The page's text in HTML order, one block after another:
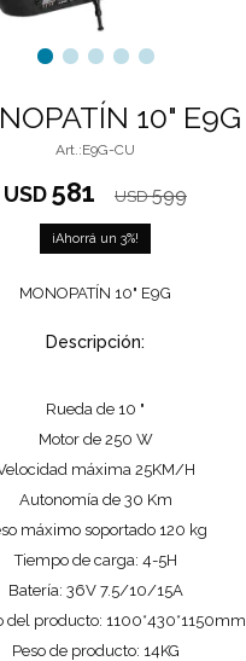
10" E9G
E9G-CU
USD581 USD 599
3
MONOPATÍN 10" E9G
Descripción:
Rueda de 10 "
Motor de 250 W
máxima 25KM/H
Autonomía de 30 Km
máximo soportado 120 kg
Tiempo de carga: 4-5H
Batería: 36V 7.5/10/15A
del producto: 1100*430*1150mm
Peso de producto: 14KG